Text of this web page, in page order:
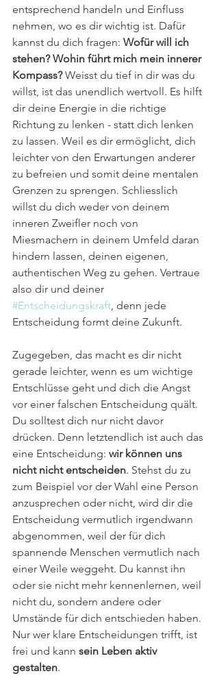
entsprechend handeln und Einfluss
nehmen, wo es dir wichtig ist. Dafür
kannst du dich fragen: Wofür will ich
stehen? Wohin führt mich mein innerer
Kompass? Weisst du tief in dir was du
willst, ist das unendlich wertvoll. Es hilft
dir deine Energie in die richtige
Richtung zu lenken - statt dich lenken
zu lassen. Weil es dir ermöglicht, dich
leichter von den Erwartungen anderer
zu befreien und somit deine mentalen
Grenzen zu sprengen. Schliesslich
willst du dich weder von deinem
inneren Zweifler noch von
Miesmachern in deinem Umfeld daran
hindern lassen, deinen eigenen,
authentischen Weg zu gehen. Vertraue
also dir und deiner
#Entscheidungskraft , denn jede
Entscheidung formt deine Zukunft.
Zugegeben, das macht es dir nicht
gerade leichter, wenn es um wichtige
Entschlüsse geht und dich die Angst
vor einer falschen Entscheidung quält.
Du solltest dich nur nicht davor
drücken. Denn letztendlich ist auch das
eine Entscheidung: wir können uns
nicht nicht entscheiden. Stehst du zu
zum Beispiel vor der Wahl eine Person
anzusprechen oder nicht, wird dir die
Entscheidung vermutlich irgendwann
abgenommen, weil der für dich
spannende Menschen vermutlich nach
einer Weile weggeht. Du kannst ihn
oder sie nicht mehr kennenlernen, weil
nicht du, sondern andere oder
Umstände für dich entschieden haben.
Nur wer klare Entscheidungen trifft, ist
frei und kann sein Leben aktiv
gestalten.